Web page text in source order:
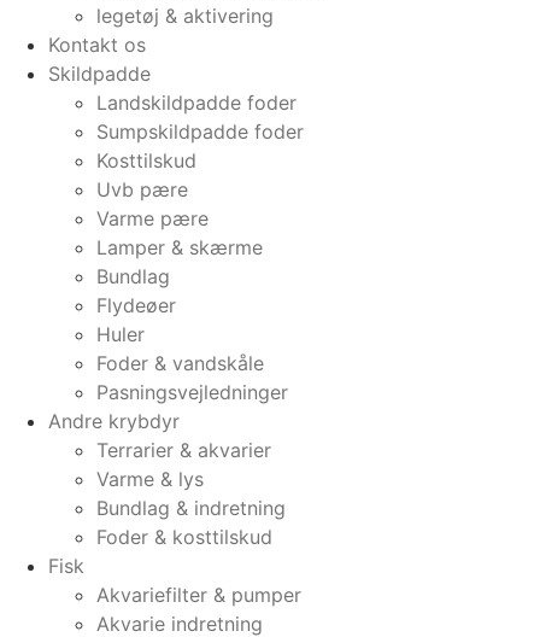
legetøj & aktivering
Kontakt os
Skildpadde
Landskildpadde foder
Sumpskildpadde foder
Kosttilskud
Uvb pære
Varme pære
Lamper & skærme
Bundlag
Flydeøer
Huler
Foder & vandskåle
Pasningsvejledninger
Andre krybdyr
Terrarier & akvarier
Varme & lys
Bundlag & indretning
Foder & kosttilskud
Fisk
Akvariefilter & pumper
Akvarie indretning